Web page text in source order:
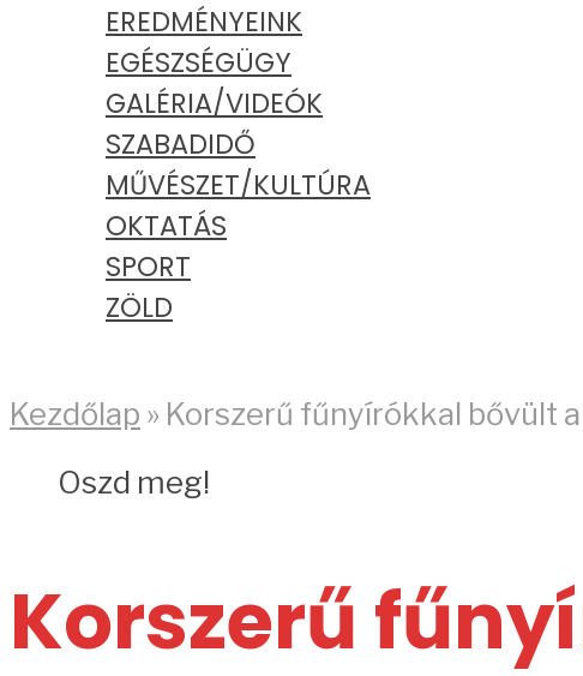
EREDMÉNYEINK
EGÉSZSÉGÜGY
GALÉRIA/VIDEÓK
SZABADIDŐ
MŰVÉSZET/KULTÚRA
OKTATÁS
SPORT
ZÖLD
Kezdőlap » Korszerű fűnyírókkal bővült
Oszd meg!
Korszerű